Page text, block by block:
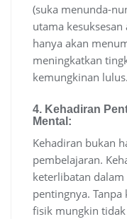
(suka menunda-
utama
hanya akan
meningkatkan
kemungkinan lulus.
4. Kehadiran
Mental:
Kehadiran bukan
pembelajaran.
keterlibatan
pentingnya.
fisik mungkin